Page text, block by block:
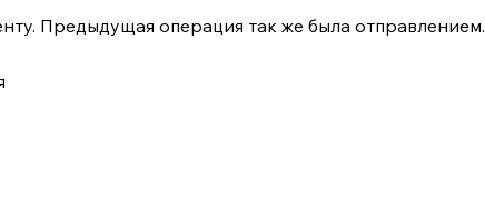
Предыдущая операция так же была отправлением.